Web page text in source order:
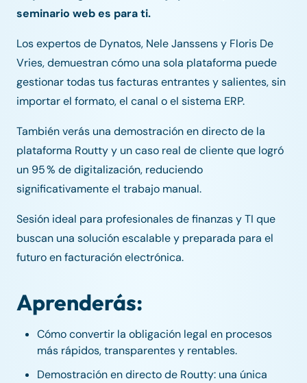
seminario web es para ti.
Los expertos de Dynatos, Nele Janssens y Floris De
Vries, demuestran cómo una sola plataforma puede
gestionar todas tus facturas entrantes y salientes, sin
importar el formato, el canal o el sistema ERP.
También verás una demostración en directo de la
plataforma Routty y un caso real de cliente que logró
un 95 % de digitalización, reduciendo
significativamente el trabajo manual.
Sesión ideal para profesionales de finanzas y TI que
buscan una solución escalable y preparada para el
futuro en facturación electrónica.
Aprenderás:
Cómo convertir la obligación legal en procesos
más rápidos, transparentes y rentables.
Demostración en directo de Routty: una única